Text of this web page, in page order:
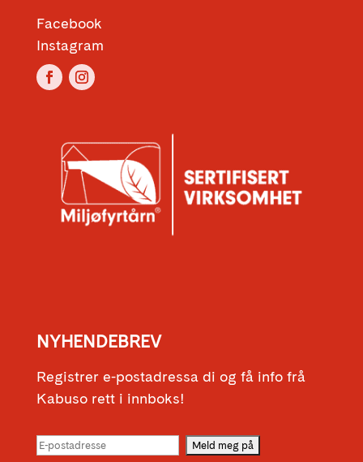
Facebook
Instagram
NYHENDEBREV
Registrer e-postadressa di og få info frå
Kabuso rett i innboks!